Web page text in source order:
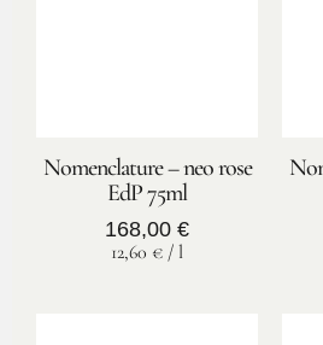
Nomenclature – neo rose
EdP 75ml
168,00 €
12,60 € / l